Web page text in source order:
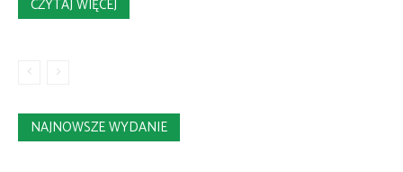
CZYTAJ WIĘCEJ
NAJNOWSZE WYDANIE